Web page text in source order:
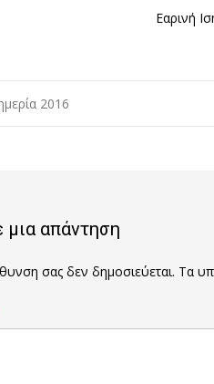
Εαρινή
2016
απάντηση
σας δεν δημοσιεύεται. Τα